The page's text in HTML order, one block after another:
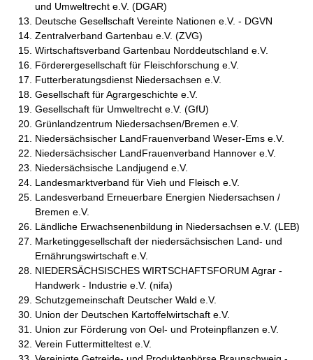
und Umweltrecht e.V. (DGAR)
Deutsche Gesellschaft Vereinte Nationen e.V. - DGVN
Zentralverband Gartenbau e.V. (ZVG)
Wirtschaftsverband Gartenbau Norddeutschland e.V.
Förderergesellschaft für Fleischforschung e.V.
Futterberatungsdienst Niedersachsen e.V.
Gesellschaft für Agrargeschichte e.V.
Gesellschaft für Umweltrecht e.V. (GfU)
Grünlandzentrum Niedersachsen/Bremen e.V.
Niedersächsischer LandFrauenverband Weser-Ems e.V.
Niedersächsischer LandFrauenverband Hannover e.V.
Niedersächsische Landjugend e.V.
Landesmarktverband für Vieh und Fleisch e.V.
Landesverband Erneuerbare Energien Niedersachsen /
Bremen e.V.
Ländliche Erwachsenenbildung in Niedersachsen e.V. (LEB)
Marketinggesellschaft der niedersächsischen Land- und
Ernährungswirtschaft e.V.
NIEDERSÄCHSISCHES WIRTSCHAFTSFORUM Agrar -
Handwerk - Industrie e.V. (nifa)
Schutzgemeinschaft Deutscher Wald e.V.
Union der Deutschen Kartoffelwirtschaft e.V.
Union zur Förderung von Oel- und Proteinpflanzen e.V.
Verein Futtermitteltest e.V.